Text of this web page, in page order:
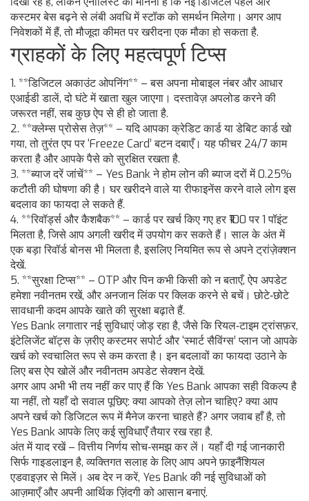
कस्टमर बेस बढ़ने से लंबी अवधि में स्टॉक को समर्थन मिलेगा। अगर आप
निवेशकों में हैं, तो मौजूदा कीमत पर खरीदना एक मौका हो सकता है.
ग्राहकों के लिए महत्वपूर्ण टिप्स
1. **डिजिटल अकाउंट ओपनिंग** – बस अपना मोबाइल नंबर और आधार
एआईडी डालें, दो घंटे में खाता खुल जाएगा। दस्तावेज़ अपलोड करने की
जरूरत नहीं, सब कुछ ऐप से ही हो जाता है.
2. **क्लेम्स प्रोसेस तेज़** – यदि आपका क्रेडिट कार्ड या डेबिट कार्ड खो
गया, तो तुरंत एप पर ‘Freeze Card’ बटन दबाएँ। यह फीचर 24/7 काम
करता है और आपके पैसे को सुरक्षित रखता है.
3. **ब्याज दरें जांचें** – Yes Bank ने होम लोन की ब्याज दरों में 0.25%
कटौती की घोषणा की है। घर खरीदने वाले या रीफाइनेंस करने वाले लोग इस
बदलाव का फायदा ले सकते हैं.
4. **रिवॉर्ड्स और कैशबैक** – कार्ड पर खर्च किए गए हर ₹100 पर 1 पॉइंट
मिलता है, जिसे आप अगली खरीद में उपयोग कर सकते हैं। साल के अंत में
एक बड़ा रिवॉर्ड बोनस भी मिलता है, इसलिए नियमित रूप से अपने ट्रांज़ेक्शन
देखें.
5. **सुरक्षा टिप्स** – OTP और पिन कभी किसी को न बताएँ, ऐप अपडेट
हमेशा नवीनतम रखें, और अनजान लिंक पर क्लिक करने से बचें। छोटे‑छोटे
सावधानी कदम आपके खाते की सुरक्षा बढ़ाते हैं.
Yes Bank लगातार नई सुविधाएं जोड़ रहा है, जैसे कि रियल‑टाइम ट्रांसफ़र,
इंटेलिजेंट बॉट्स के ज़रीए कस्टमर सपोर्ट और ‘स्मार्ट सैविंग्स’ प्लान जो आपके
खर्च को स्वचालित रूप से कम करता है। इन बदलावों का फायदा उठाने के
लिए बस ऐप खोलें और नवीनतम अपडेट सेक्शन देखें.
अगर आप अभी भी तय नहीं कर पाए हैं कि Yes Bank आपका सही विकल्प है
या नहीं, तो यहाँ दो सवाल पूछिए: क्या आपको तेज़ लोन चाहिए? क्या आप
अपने खर्च को डिजिटल रूप में मैनेज करना चाहते हैं? अगर जवाब हाँ है, तो
Yes Bank आपके लिए कई सुविधाएँ तैयार रख रहा है.
अंत में याद रखें – वित्तीय निर्णय सोच‑समझ कर लें। यहाँ दी गई जानकारी
सिर्फ गाइडलाइन है, व्यक्तिगत सलाह के लिए आप अपने फ़ाइनैंशियल
एडवाइज़र से मिलें। अब देर न करें, Yes Bank की नई सुविधाओं को
आज़माएँ और अपनी आर्थिक ज़िंदगी को आसान बनाएं.